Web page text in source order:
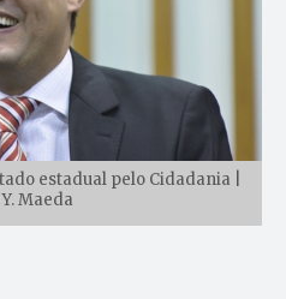
estadual pelo Cidadania |
Maeda